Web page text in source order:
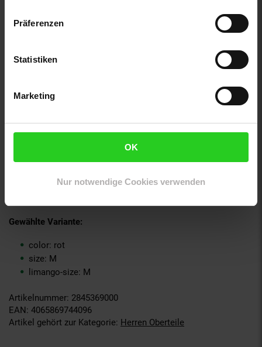
Präferenzen
Statistiken
Marketing
OK
Nur notwendige Cookies verwenden
material-futter-aermel: 100% not_applicable
material-oberstoff-innenjacke: 100% not_applicable
material-oberstoff-mittlere-schicht: 100% not_applicable
material-oberstoff-mittlerer-teil: 100% not_applicable
material-verzierung: 100% not_applicable
sleeve_material: 100% not_applicable
Gewählte Variante:
color: rot
size: M
limango-size: M
Artikelnummer: 2845369000
EAN: 4065869744096
Artikel gehört zur Kategorie: Herren Oberteile